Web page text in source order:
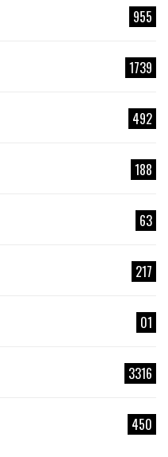
955
1739
492
188
63
217
01
3316
450